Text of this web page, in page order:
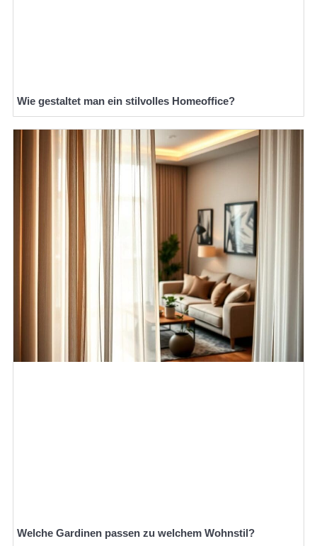
Wie gestaltet man ein stilvolles Homeoffice?
Welche Gardinen passen zu welchem Wohnstil?